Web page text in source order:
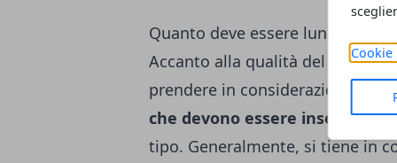
Cookie
Quanto deve essere lungo un
Accanto alla qualità del
prendere in considerazione
che devono essere inserite
tipo. Generalmente, si tiene in